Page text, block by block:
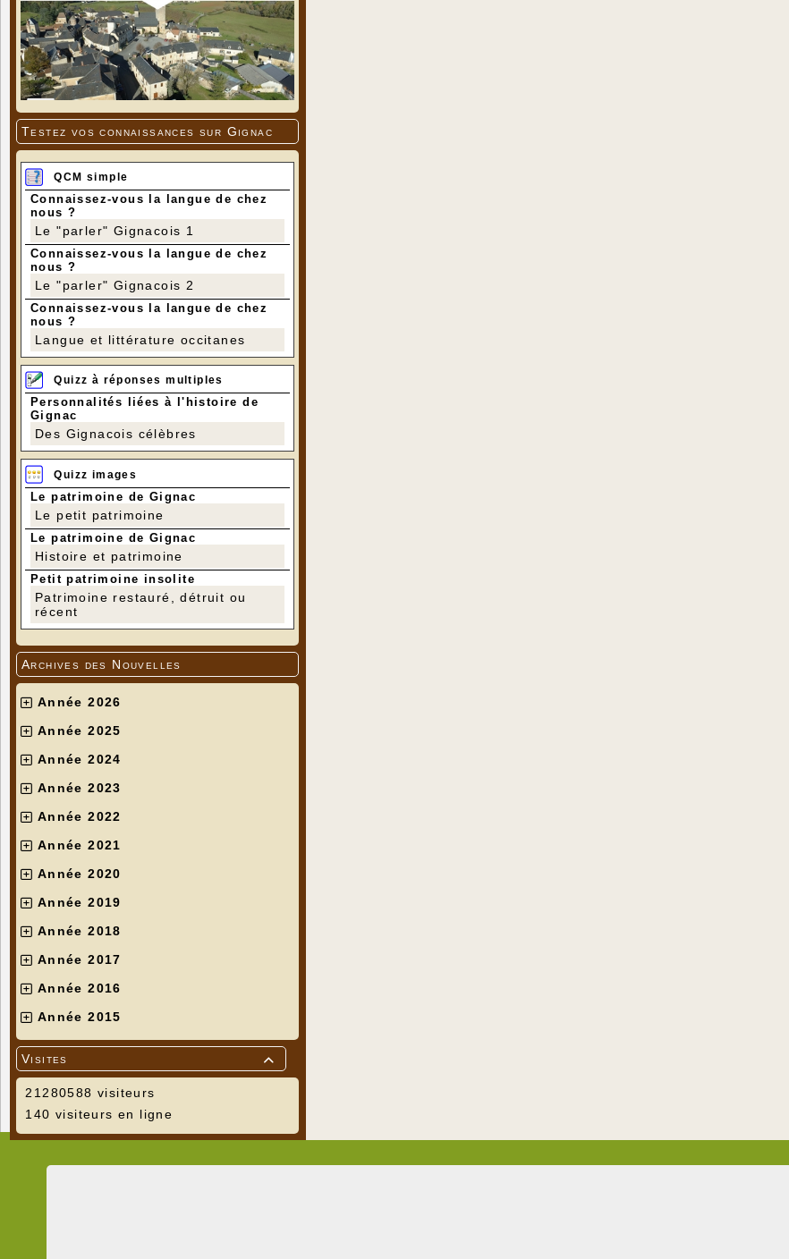
Testez vos connaissances sur Gignac
QCM simple
Connaissez-vous la langue de chez
nous ?
Le "parler" Gignacois 1
Connaissez-vous la langue de chez
nous ?
Le "parler" Gignacois 2
Connaissez-vous la langue de chez
nous ?
Langue et littérature occitanes
Quizz à réponses multiples
Personnalités liées à l'histoire de
Gignac
Des Gignacois célèbres
Quizz images
Le patrimoine de Gignac
Le petit patrimoine
Le patrimoine de Gignac
Histoire et patrimoine
Petit patrimoine insolite
Patrimoine restauré, détruit ou
récent
Archives des Nouvelles
Année 2026
Année 2025
Année 2024
Année 2023
Année 2022
Année 2021
Année 2020
Année 2019
Année 2018
Année 2017
Année 2016
Année 2015

Visites
21280588 visiteurs
140 visiteurs en ligne